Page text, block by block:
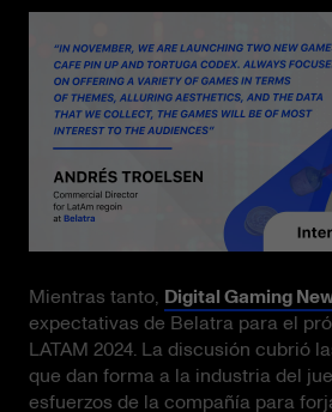
Mientras tanto, Digital Gaming
expectativas de Belatra para el
LATAM 2024. La discusión cubrió
que dan forma a la industria del
esfuerzos de la compañía para